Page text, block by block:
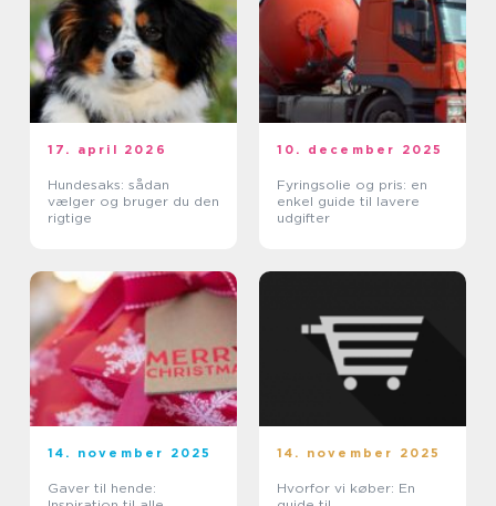
17. april 2026
Hundesaks: sådan
vælger og bruger du den
rigtige
10. december 2025
Fyringsolie og pris: en
enkel guide til lavere
udgifter
14. november 2025
Gaver til hende:
14. november 2025
Hvorfor vi køber: En